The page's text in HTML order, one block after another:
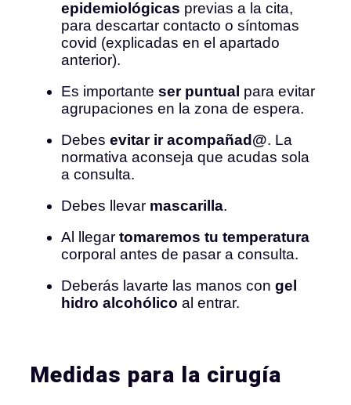
epidemiológicas previas a la cita,
para descartar contacto o síntomas
covid (explicadas en el apartado
anterior).
Es importante ser puntual para evitar
agrupaciones en la zona de espera.
Debes evitar ir acompañad@. La
normativa aconseja que acudas sola
a consulta.
Debes llevar mascarilla.
Al llegar tomaremos tu temperatura
corporal antes de pasar a consulta.
Deberás lavarte las manos con gel
hidro alcohólico al entrar.
Medidas para la cirugía